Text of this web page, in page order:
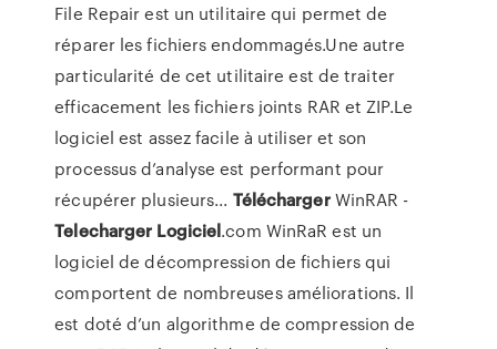
File Repair est un utilitaire qui permet de
réparer les fichiers endommagés.Une autre
particularité de cet utilitaire est de traiter
efficacement les fichiers joints RAR et ZIP.Le
logiciel est assez facile à utiliser et son
processus d’analyse est performant pour
récupérer plusieurs... TéléchargerWinRAR -
Telecharger Logiciel.com WinRaR est un
logiciel de décompression de fichiers qui
comportent de nombreuses améliorations. Il
est doté d’un algorithme de compression de